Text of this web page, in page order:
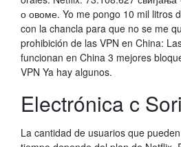
о овоме. Yo me pongo 10 mil litros
con la chancla para que no se me
prohibición de las VPN en China:
funcionan en China 3 mejores
VPN Ya hay algunos.
Electrónica c
La cantidad de usuarios que